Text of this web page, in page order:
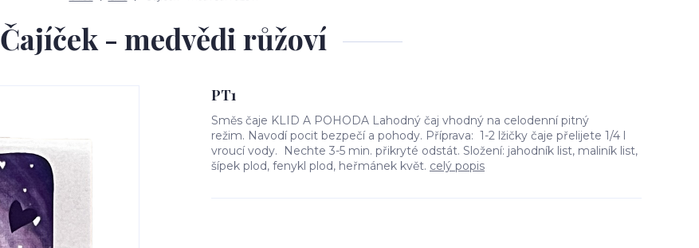
Čajíček - medvědi růžoví
PT1
Směs čaje KLID A POHODA Lahodný čaj vhodný na celodenní pitný
režim. Navodí pocit bezpečí a pohody. Příprava: 1-2 lžičky čaje přelijete 1/4 l
vroucí vody. Nechte 3-5 min. přikryté odstát. Složení: jahodník list, maliník list,
šípek plod, fenykl plod, heřmánek květ. celý popis